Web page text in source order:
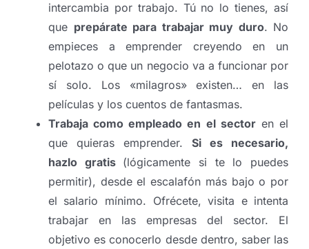
intercambia por trabajo. Tú no lo tienes, así
que prepárate para trabajar muy duro. No
empieces a emprender creyendo en un
pelotazo o que un negocio va a funcionar por
sí solo. Los «milagros» existen… en las
películas y los cuentos de fantasmas.
Trabaja como empleado en el sectoren el
que quieras emprender.Si es necesario,
hazlo gratis (lógicamente si te lo puedes
permitir), desde el escalafón más bajo o por
el salario mínimo. Ofrécete, visita e intenta
trabajar en las empresas del sector. El
objetivo es conocerlo desde dentro, saber las